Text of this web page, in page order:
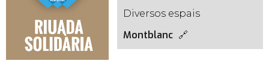
Diversos espais
Montblanc